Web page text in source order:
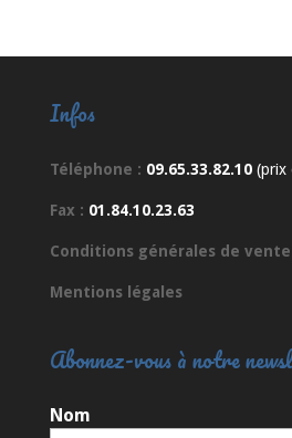
Infos
Téléphone : 09.65.33.82.10(prix
Fax : 01.84.10.23.63
Conditions générales de
Mentions légales
Abonnez-vous à notre
Nom